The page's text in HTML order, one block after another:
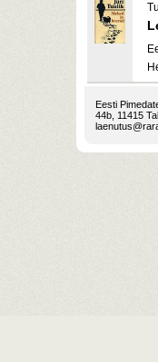
Eesti
44b, 11415